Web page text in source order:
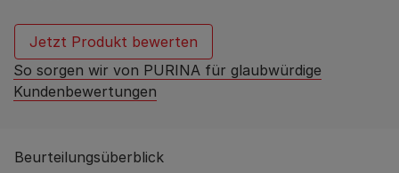
Jetzt Produkt bewerten
So sorgen wir von PURINA für glaubwürdige
Kundenbewertungen
Beurteilungsüberblick